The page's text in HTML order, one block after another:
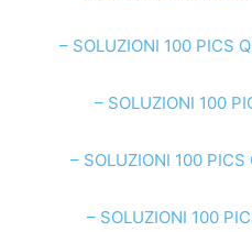
– SOLUZIONI 100 PICS
– SOLUZIONI 100
– SOLUZIONI 100 PICS
– SOLUZIONI 100